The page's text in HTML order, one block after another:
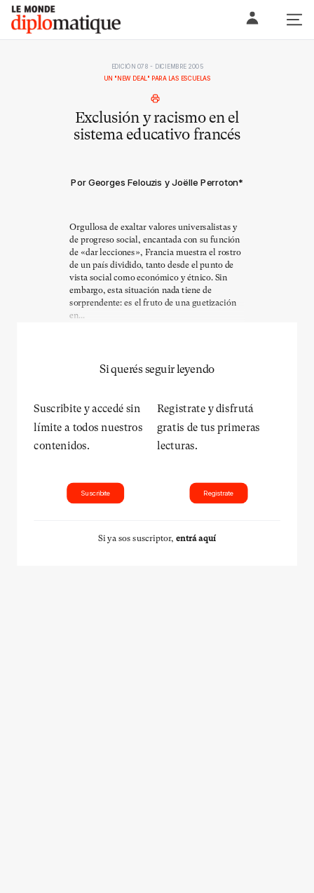
Skip
content
Le monde diplomatique
EDICIÓN 078 - DICIEMBRE 2005
UN "NEW DEAL" PARA LAS ESCUELAS
Exclusión y racismo en el
sistema educativo francés
Por Georges Felouzis y Joëlle Perroton*
Orgullosa de exaltar valores universalistas y
de progreso social, encantada con su función
de «dar lecciones», Francia muestra el rostro
de un país dividido, tanto desde el punto de
vista social como económico y étnico. Sin
embargo, esta situación nada tiene de
sorprendente: es el fruto de una guetización
en...
Si querés seguir leyendo
Suscribite y accedé sin
límite a todos nuestros
contenidos.
Suscribite
Registrate y disfrutá
gratis de tus primeras
lecturas.
Registrate
Si ya sos suscriptor, entrá aquí